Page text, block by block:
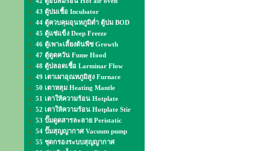
43 ตู้บ่มเชื้อ Incubator
44 ตู้ควบคุมอุนหภูมิต่ำ ตู้บ่ม BOD
45 ตู้แช่แข็ง Deep Freeze
46 ตู้เพาะเลี้ยงต้นพืช Growth
47 ตู้ดูดควัน Fume Hood
48 ตู้ปลอดเชื้อ Larminar Flow
49 เตาเผาอุณหภูมิสูง Furnace
50 เตาหลุม Heating Mantle
51 เตาให้ความร้อน Hotplate
52 เตาให้ความร้อน Hotplate Stir
53 ปั๊มดูดสารละลาย Peristatic
54 ปั๊มสุญญากาศ Vacuum pump
55 ชุดกรองระบบสุญญากาศ